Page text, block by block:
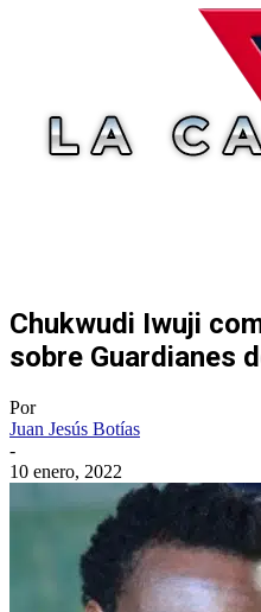
Chukwudi Iwuji
sobre Guardianes
Por
Juan Jesús Botías
-
10 enero, 2022